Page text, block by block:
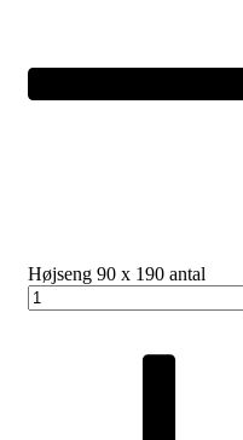
Højseng 90 x 190 antal